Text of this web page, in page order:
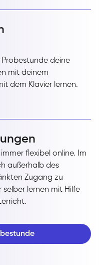
deine
mit deinem
dem Klavier lernen.
flexibel online. Im
außerhalb des
Zugang zu
selber lernen mit Hilfe